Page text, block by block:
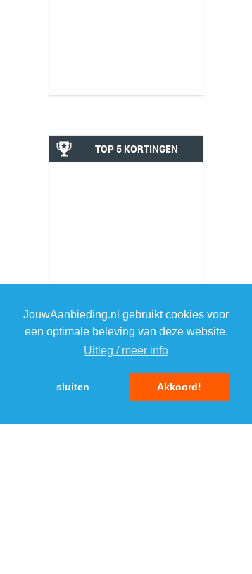
JouwAanbieding.nl gebruikt cookies voor
een optimale beleving van deze website.
Uitleg / meer info
sluiten Akkoord!
TOP 5 KORTINGEN